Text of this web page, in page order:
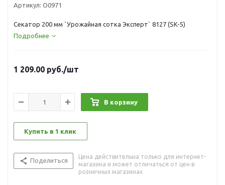
Артикул: О0971
Секатор 200 мм `Урожайная сотка Эксперт` 8127 (SK-5)
Подробнее
1 209.00 руб./шт
В корзину
Купить в 1 клик
Поделиться
Цена действительна только для интернет-
магазина и может отличаться от цен в
розничных магазинах